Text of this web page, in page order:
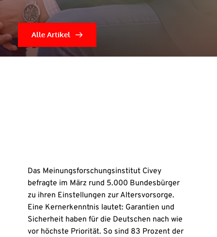
Alle Artikel
Das Meinungsforschungsinstitut Civey
befragte im März rund 5.000 Bundesbürger
zu ihren Einstellungen zur Altersvorsorge.
Eine Kernerkenntnis lautet: Garantien und
Sicherheit haben für die Deutschen nach wie
vor höchste Priorität. So sind 83 Prozent der